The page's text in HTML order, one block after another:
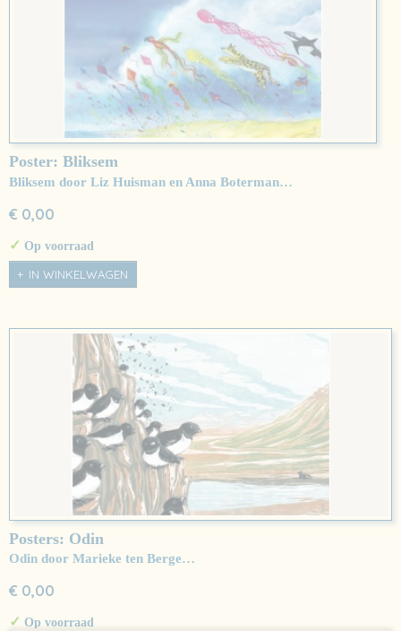
Poster: Bliksem
Bliksem door Liz Huisman en Anna Boterman…
€ 0,00
✓ Op voorraad
IN WINKELWAGEN
Posters: Odin
Odin door Marieke ten Berge…
€ 0,00
✓ Op voorraad